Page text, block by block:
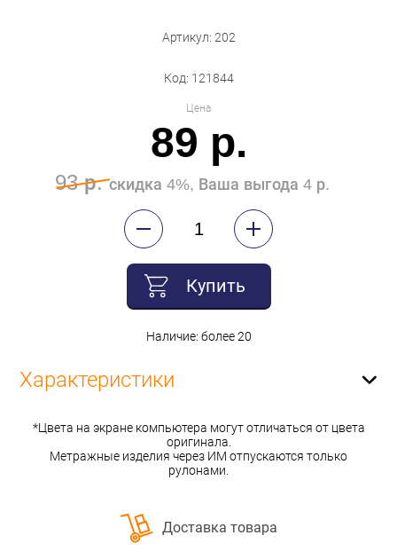
Артикул: 202
Код: 121844
Цена
89 р.
93 р.скидка 4%, Ваша выгода 4 р.
Купить
Наличие: более 20
Характеристики
*Цвета на экране компьютера могут отличаться от цвета
оригинала.
Метражные изделия через ИМ отпускаются только
рулонами.
Доставка товара